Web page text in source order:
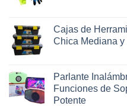
Cajas de
Chica Mediana y
Parlante
Funciones de
Potente